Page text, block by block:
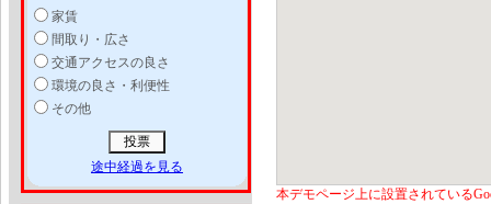
家賃
間取り・広さ
交通アクセスの良さ
環境の良さ・利便性
その他
途中経過を見る
本デモページ上に設置されている